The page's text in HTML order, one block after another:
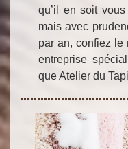
qu’il en soit
mais avec
par an, confiez le
entreprise
que Atelier du